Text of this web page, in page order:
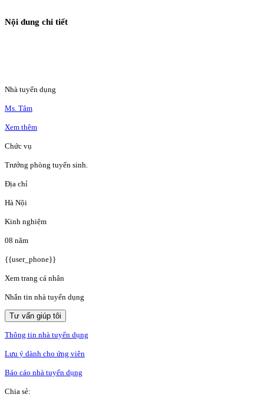
Nội dung chi tiết
Nhà tuyển dụng
Ms. Tâm
Xem thêm
Chức vụ
Trưởng phòng tuyển sinh.
Địa chỉ
Hà Nội
Kinh nghiệm
08 năm
{{user_phone}}
Xem trang cá nhân
Nhắn tin nhà tuyển dụng
Tư vấn giúp tôi
Thông tin nhà tuyển dụng
Lưu ý dành cho ứng viên
Báo cáo nhà tuyển dụng
Chia sẻ: